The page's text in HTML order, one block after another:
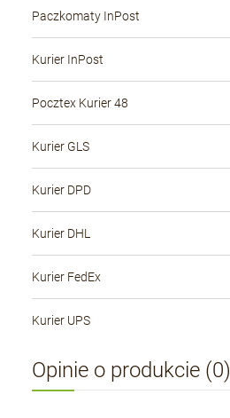
Paczkomaty InPost
Kurier InPost
Pocztex Kurier 48
Kurier GLS
Kurier DPD
Kurier DHL
Kurier FedEx
Kurier UPS
Opinie o produkcie (0)